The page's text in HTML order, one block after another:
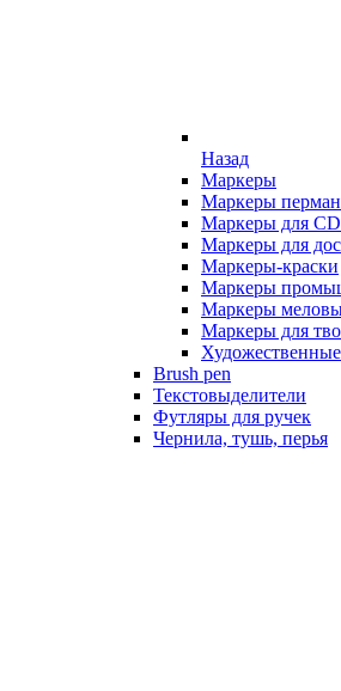
Назад
Маркеры
Маркеры
Маркеры для
Маркеры для
Маркеры-краски
Маркеры
Маркеры
Маркеры для
Brush pen
Текстовыделители
Футляры для ручек
Чернила, тушь, перья